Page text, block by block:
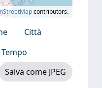
contributors.
Città
Tempo
Salva come JPEG